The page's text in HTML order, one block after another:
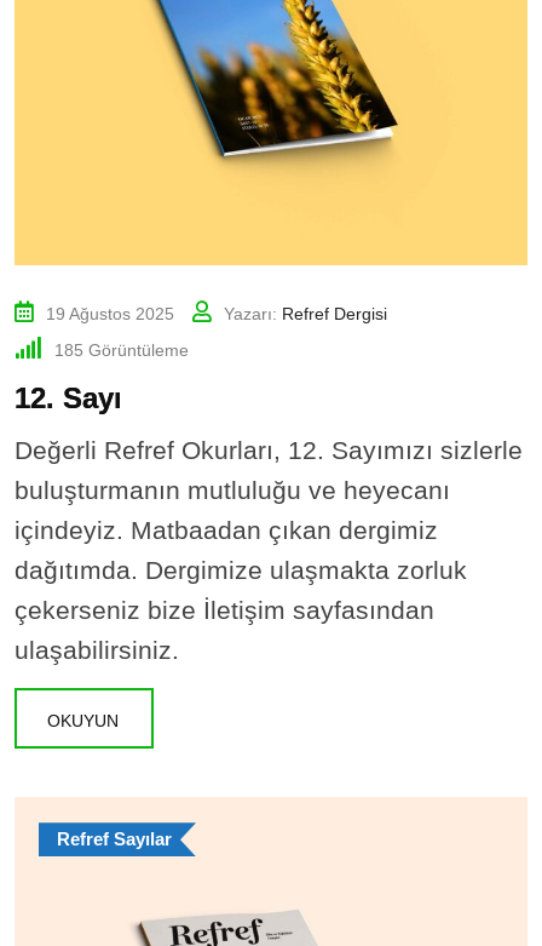
19 Ağustos 2025 Yazarı: Refref Dergisi
185 Görüntüleme
12. Sayı
Değerli Refref Okurları, 12. Sayımızı sizlerle
buluşturmanın mutluluğu ve heyecanı
içindeyiz. Matbaadan çıkan dergimiz
dağıtımda. Dergimize ulaşmakta zorluk
çekerseniz bize İletişim sayfasından
ulaşabilirsiniz.
OKUYUN
Refref Sayılar